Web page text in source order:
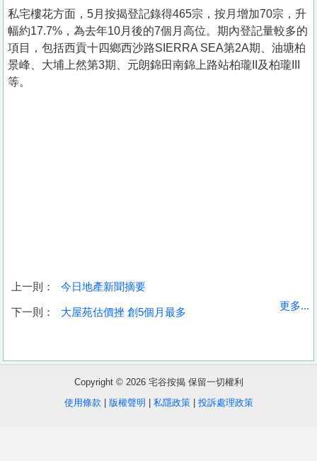
收
盤
私宅樓花方面，5月按揭登記錄得465宗，按月增加70宗，升
幅約17.7%，為去年10月後的7個月高位。期內登記量較多的
項目，包括西貢十四鄉西沙路SIERRA SEA第2A期、油塘柏
景峰、大埔上然第3期、元朗錦田南錦上路站柏瓏II及柏瓏III
等。
上一則： 今日地產新聞摘要
下一則： 大屋苑估價挫 創5個月最多
更多...
Copyright © 2026 宅谷按揭 保留一切權利
使用條款
版權聲明 私隱政策| 投訴處理政策